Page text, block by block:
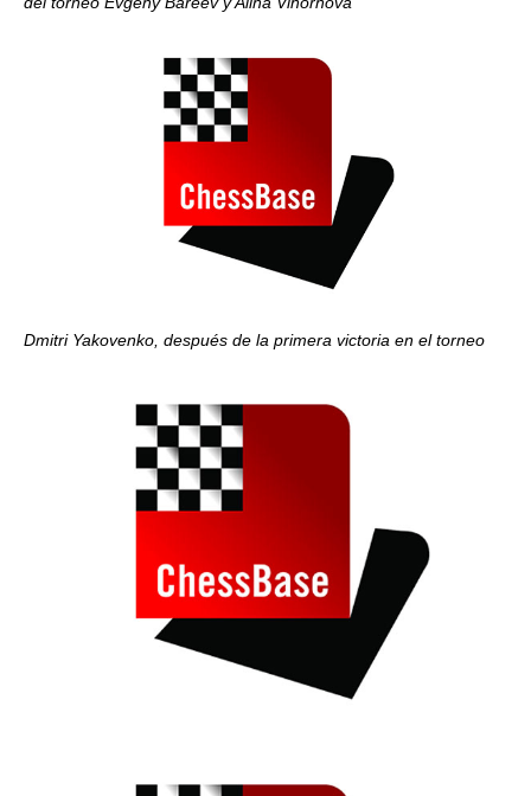
Dmitri Yakovenko, después de la primera victoria en el torneo